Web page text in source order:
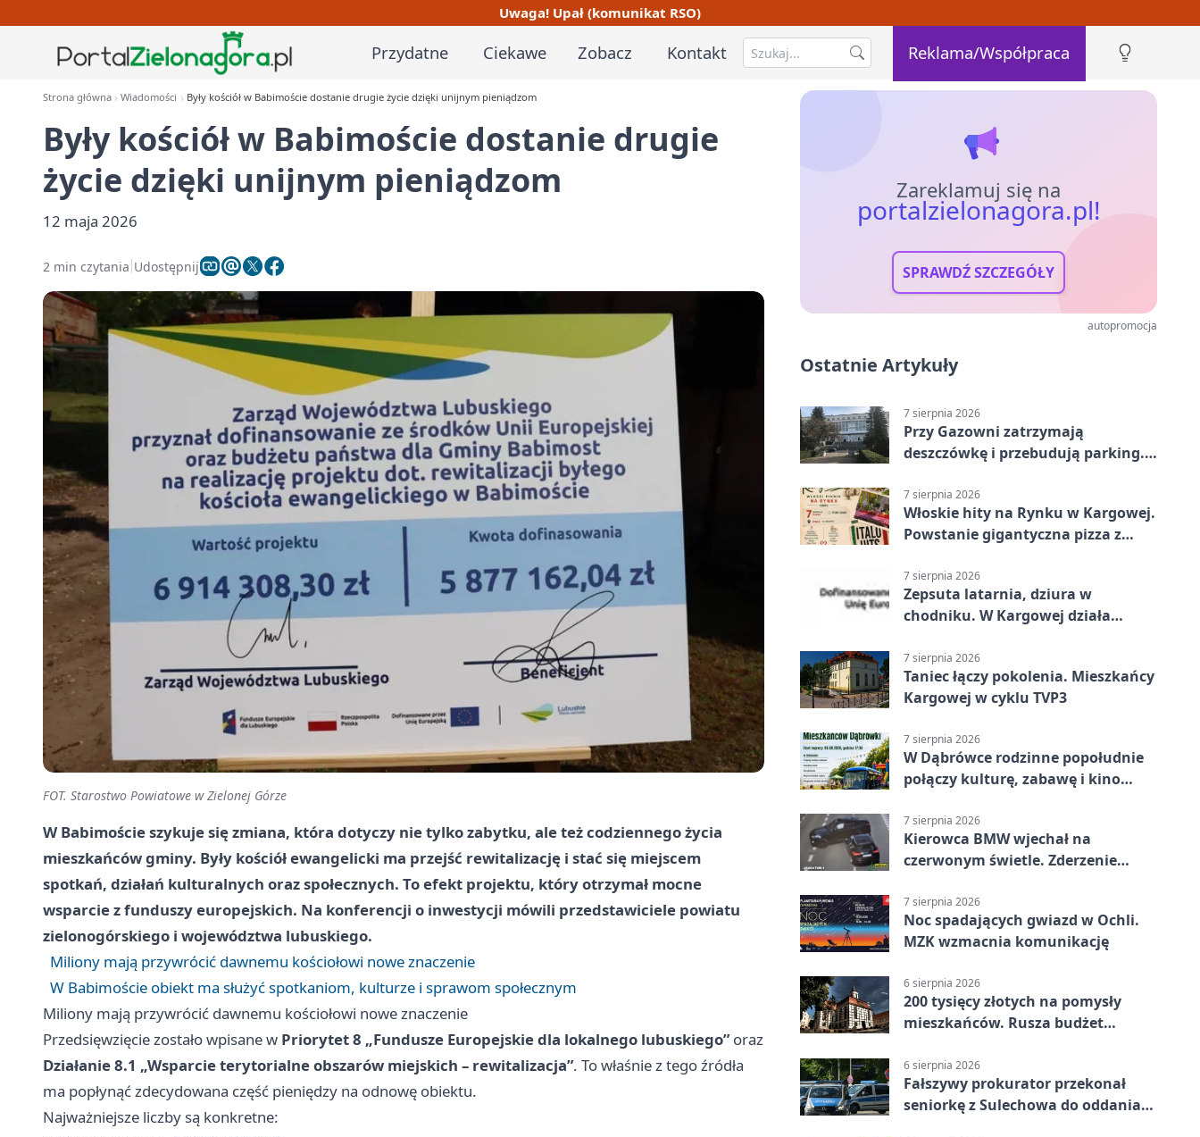
Uwaga! Upał (komunikat RSO)
Przydatne Ciekawe Zobacz Kontakt Reklama/Współpraca
Strona główna Wiadomości Były kościół w Babimoście dostanie drugie życie dzięki unijnym pieniądzom
Były kościół w Babimoście dostanie drugie
życie dzięki unijnym pieniądzom
12 maja 2026
2 min czytania Udostępnij
FOT. Starostwo Powiatowe w Zielonej Górze
W Babimoście szykuje się zmiana, która dotyczy nie tylko zabytku, ale też codziennego życia
mieszkańców gminy. Były kościół ewangelicki ma przejść rewitalizację i stać się miejscem
spotkań, działań kulturalnych oraz społecznych. To efekt projektu, który otrzymał mocne
wsparcie z funduszy europejskich. Na konferencji o inwestycji mówili przedstawiciele powiatu
zielonogórskiego i województwa lubuskiego.
Miliony mają przywrócić dawnemu kościołowi nowe znaczenie
W Babimoście obiekt ma służyć spotkaniom, kulturze i sprawom społecznym
Miliony mają przywrócić dawnemu kościołowi nowe znaczenie
Przedsięwzięcie zostało wpisane w Priorytet 8 „Fundusze Europejskie dla lokalnego lubuskiego”oraz
Działanie 8.1 „Wsparcie terytorialne obszarów miejskich – rewitalizacja”. To właśnie z tego źródła
ma popłynąć zdecydowana część pieniędzy na odnowę obiektu.
Najważniejsze liczby są konkretne:
Zareklamuj się na
portalzielonagora.pl!
SPRAWDŹ SZCZEGÓŁY
autopromocja
Ostatnie Artykuły
7 sierpnia 2026
Przy Gazowni zatrzymają
deszczówkę i przebudują parking.
7 sierpnia 2026
Włoskie hity na Rynku w Kargowej.
Powstanie gigantyczna pizza z
7 sierpnia 2026
Zepsuta latarnia, dziura w
chodniku. W Kargowej działa
7 sierpnia 2026
Taniec łączy pokolenia. Mieszkańcy
Kargowej w cyklu TVP3
7 sierpnia 2026
W Dąbrówce rodzinne popołudnie
połączy kulturę, zabawę i kino
7 sierpnia 2026
Kierowca BMW wjechał na
czerwonym świetle. Zderzenie
7 sierpnia 2026
Noc spadających gwiazd w Ochli.
MZK wzmacnia komunikację
6 sierpnia 2026
200 tysięcy złotych na pomysły
mieszkańców. Rusza budżet
6 sierpnia 2026
Fałszywy prokurator przekonał
seniorkę z Sulechowa do oddania